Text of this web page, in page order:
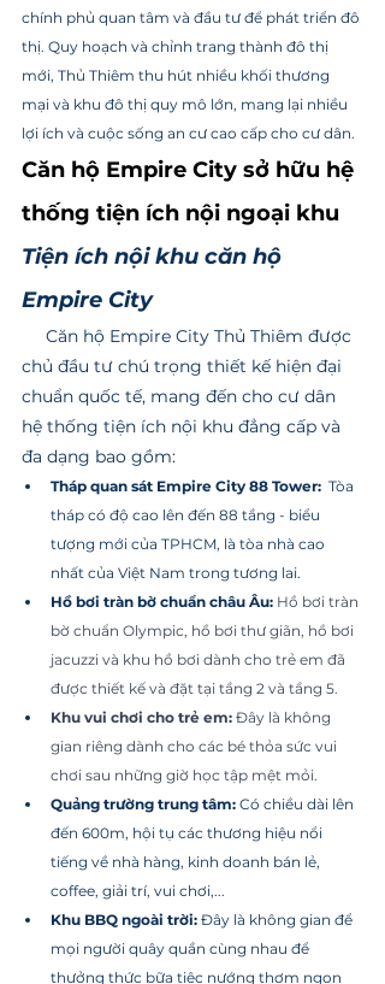
chính phủ quan tâm và đầu tư để phát triển đô
thị. Quy hoạch và chỉnh trang thành đô thị
mới, Thủ Thiêm thu hút nhiều khối thương
mại và khu đô thị quy mô lớn, mang lại nhiều
lợi ích và cuộc sống an cư cao cấp cho cư dân.
Căn hộ Empire City sở hữu hệ
thống tiện ích nội ngoại khu
Tiện ích nội khu căn hộ
Empire City
chủ đầu tư chú trọng thiết kế hiện đại
chuẩn quốc tế, mang đến cho cư dân
hệ thống tiện ích nội khu đẳng cấp và
đa dạng bao gồm:
Tháp quan sát Empire City 88 Tower: Tòa
tháp có độ cao lên đến 88 tầng - biểu
tượng mới của TPHCM, là tòa nhà cao
nhất của Việt Nam trong tương lai.
Hồ bơi tràn bờ chuẩn châu Âu: Hồ bơi tràn
bờ chuẩn Olympic, hồ bơi thư giãn, hồ bơi
jacuzzi và khu hồ bơi dành cho trẻ em đã
được thiết kế và đặt tại tầng 2 và tầng 5.
Khu vui chơi cho trẻ em: Đây là không
gian riêng dành cho các bé thỏa sức vui
chơi sau những giờ học tập mệt mỏi.
Quảng trường trung tâm: Có chiều dài lên
đến 600m, hội tụ các thương hiệu nổi
tiếng về nhà hàng, kinh doanh bán lẻ,
coffee, giải trí, vui chơi,...
Khu BBQ ngoài trời: Đây là không gian để
mọi người quây quần cùng nhau để
thưởng thức bữa tiệc nướng thơm ngon